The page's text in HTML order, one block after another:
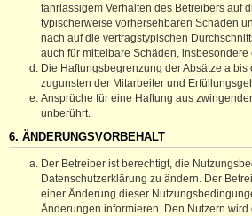
fahrlässigem Verhalten des Betreibers auf
typischerweise vorhersehbaren Schäden
nach auf die vertragstypischen
auch für mittelbare Schäden, insbesondere
Die Haftungsbegrenzung der Absätze a bis
zugunsten der Mitarbeiter und
Ansprüche für eine Haftung aus
unberührt.
6. ÄNDERUNGSVORBEHALT
Der Betreiber ist berechtigt, die
Datenschutzerklärung zu ändern. Der
einer Änderung dieser
Änderungen informieren. Den Nutzern